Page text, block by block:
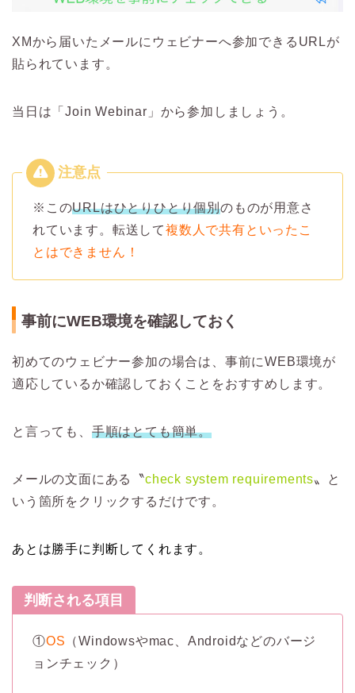
XMから届いたメールにウェビナーへ参加できるURLが
貼られています。
当日は「Join Webinar」から参加しましょう。
※このURLはひとりひとり個別のものが用意さ
れています。転送して複数人で共有といったこ
とはできません！
事前にWEB環境を確認しておく
初めてのウェビナー参加の場合は、事前にWEB環境が
適応しているか確認しておくことをおすすめします。
と言っても、 手順はとても簡単。
メールの文面にある〝check system requirements〟と
いう箇所をクリックするだけです。
あとは勝手に判断してくれます。
判断される項目
①OS （Windowsやmac、Androidなどのバージ
ョンチェック）